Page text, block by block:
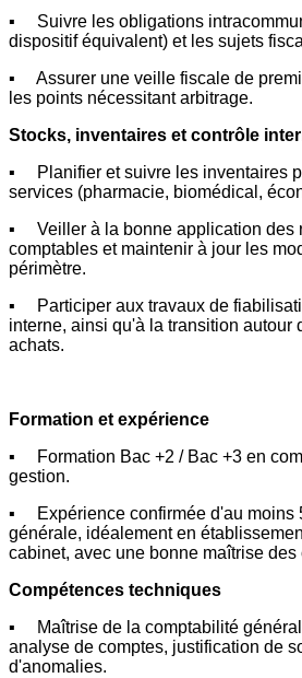
▪ Suivre les obligations
dispositif équivalent) et les sujets
▪ Assurer une veille fiscale de
les points nécessitant arbitrage.
Stocks, inventaires et contrôle
▪ Planifier et suivre les inventaires
services (pharmacie, biomédical,
▪ Veiller à la bonne application des
comptables et maintenir à jour les
périmètre.
▪ Participer aux travaux de
interne, ainsi qu'à la transition autour
achats.
Formation et expérience
▪ Formation Bac +2 / Bac +3 en
gestion.
▪ Expérience confirmée d'au moins
générale, idéalement en
cabinet, avec une bonne maîtrise des
Compétences techniques
▪ Maîtrise de la comptabilité
analyse de comptes, justification de
d'anomalies.